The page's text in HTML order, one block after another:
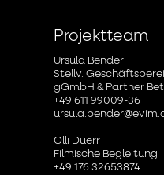
Projektteam
Ursula Bender
Stellv.
gGmbH & Partner
+49 611 99009-36
Olli Duerr
Filmische Begleitung
+49 176 32653874